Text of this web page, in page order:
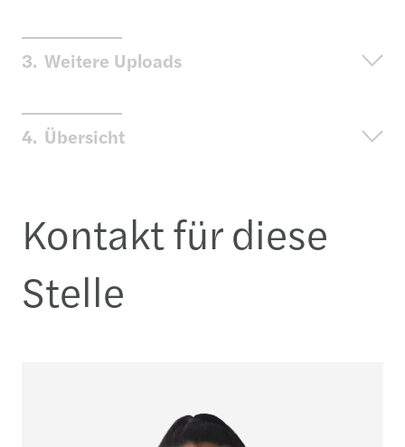
3. Weitere Uploads
4. Übersicht
Kontakt für diese
Stelle